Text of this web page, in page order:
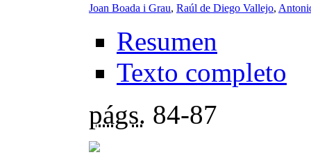
Joan Boada i Grau, Raúl de Diego Vallejo,
Resumen
Texto completo
págs. 84-87